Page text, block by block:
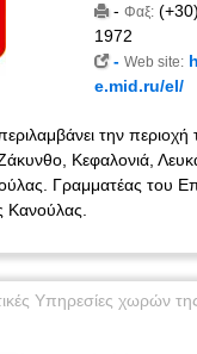
-Φαξ:
1972
-Web site:
e.mid.ru/el/
την
Κεφαλονιά,
Γραμματέας του
Κανούλας.
Υπηρεσίες χωρών